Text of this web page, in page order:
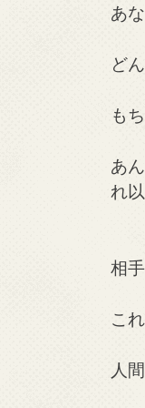
あ
ど
も
あ
れ
相
こ
人